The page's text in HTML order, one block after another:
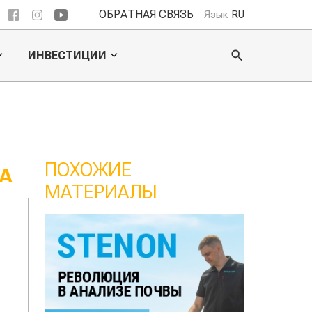
ОБРАТНАЯ СВЯЗЬ Язык RU
ИНВЕСТИЦИИ
ПОХОЖИЕ
МАТЕРИАЛЫ